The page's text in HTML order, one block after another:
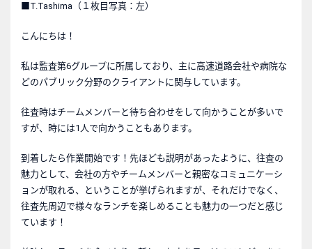
■T.Tashima（１枚目写真：左）
こんにちは！
私は監査第6グループに所属しており、主に高速道路会社や病院な
どのパブリック分野のクライアントに関与しています。
往査時はチームメンバーと待ち合わせをして向かうことが多いで
すが、時には1人で向かうこともあります。
到着したら作業開始です！先ほども説明があったように、往査の
魅力として、会社の方やチームメンバーと親密なコミュニケーシ
ョンが取れる、ということが挙げられますが、それだけでなく、
往査先周辺で様々なランチを楽しめることも魅力の一つだと感じ
ています！